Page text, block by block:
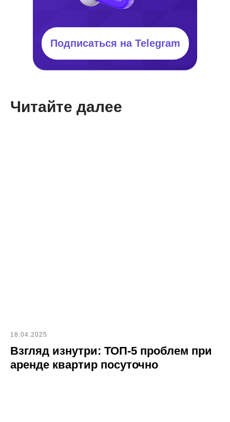
Подписаться на Telegram
Читайте далее
18.04.2025
Взгляд изнутри: ТОП-5 проблем при
аренде квартир посуточно